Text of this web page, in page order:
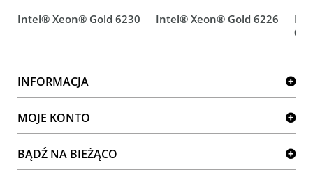
Intel® Xeon® Gold 6230 Intel® Xeon® Gold 6226
INFORMACJA
MOJE KONTO
BĄDŹ NA BIEŻĄCO